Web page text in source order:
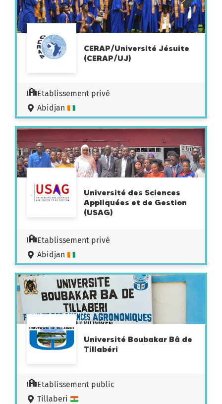
CERAP/Université Jésuite
(CERAP/UJ)
Etablissement privé
Abidjan
Université des Sciences
Appliquées et de Gestion
(USAG)
Etablissement privé
Abidjan
Université Boubakar Bâ de
Tillabéri
Etablissement public
Tillaberi